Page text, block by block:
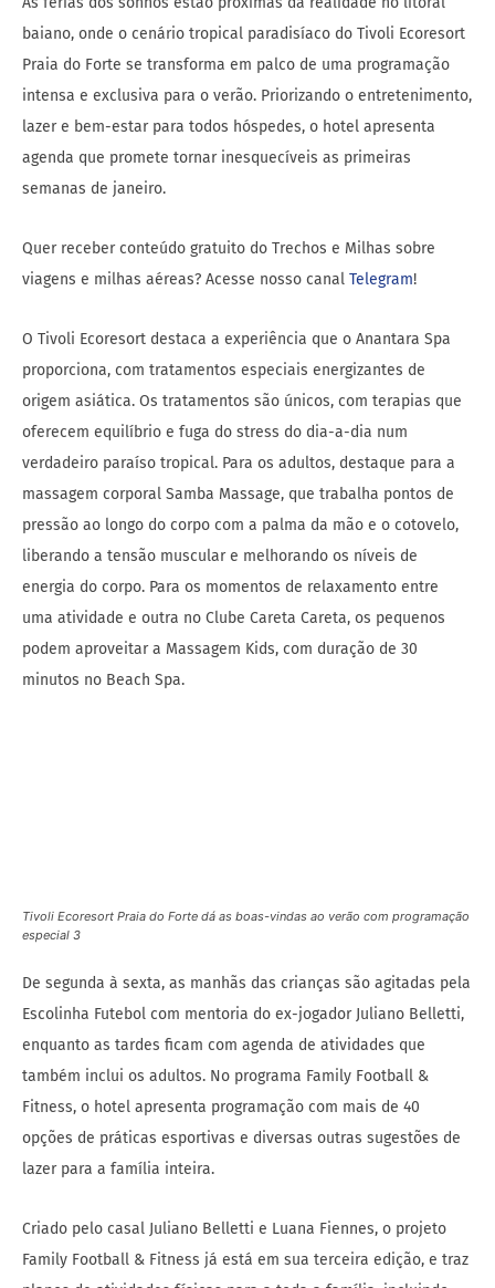
baiano, onde o cenário tropical paradisíaco do Tivoli Ecoresort
Praia do Forte se transforma em palco de uma programação
intensa e exclusiva para o verão. Priorizando o entretenimento,
lazer e bem-estar para todos hóspedes, o hotel apresenta
agenda que promete tornar inesquecíveis as primeiras
semanas de janeiro.
Quer receber conteúdo gratuito do Trechos e Milhas sobre
viagens e milhas aéreas? Acesse nosso canal Telegram!
O Tivoli Ecoresort destaca a experiência que o Anantara Spa
proporciona, com tratamentos especiais energizantes de
origem asiática. Os tratamentos são únicos, com terapias que
oferecem equilíbrio e fuga do stress do dia-a-dia num
verdadeiro paraíso tropical. Para os adultos, destaque para a
massagem corporal Samba Massage, que trabalha pontos de
pressão ao longo do corpo com a palma da mão e o cotovelo,
liberando a tensão muscular e melhorando os níveis de
energia do corpo. Para os momentos de relaxamento entre
uma atividade e outra no Clube Careta Careta, os pequenos
podem aproveitar a Massagem Kids, com duração de 30
minutos no Beach Spa.
também inclui os adultos. No programa Family Football &
opções de práticas esportivas e diversas outras sugestões de
lazer para a família inteira.
Criado pelo casal Juliano Belletti e Luana Fiennes, o projeto
Family Football & Fitness já está em sua terceira edição, e traz
planos de atividades físicas para a toda a família, incluindo
treinamento de futebol ministrado pelo ex-jogador, que soma
completo com aquecimento, treino técnico e jogos recreativos.
Os treinos de Luana Fiennes, que criou o programa “Dama